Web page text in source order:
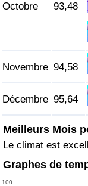
Octobre 93,48
Novembre 94,58
Décembre 95,64
Meilleurs Mois
Le climat est
Graphes de
100